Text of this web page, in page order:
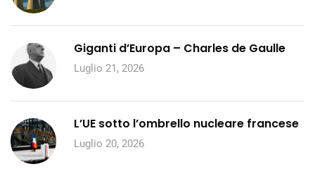
Giganti d’Europa – Charles de Gaulle
Luglio 21, 2026
L’UE sotto l’ombrello nucleare francese
Luglio 20, 2026